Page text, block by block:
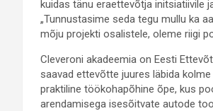
kuidas tänu eraettevõtja initsiatiivile
„Tunnustasime seda tegu mullu ka
mõju projekti osalistele, oleme riigi
Cleveroni akadeemia on Eesti
saavad ettevõtte juures läbida
praktiline töökohapõhine õpe, kus
arendamisega isesõitvate autode